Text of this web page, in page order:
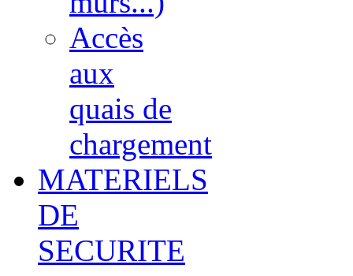
Accès
aux
quais de
chargement
MATERIELS
DE
SECURITE